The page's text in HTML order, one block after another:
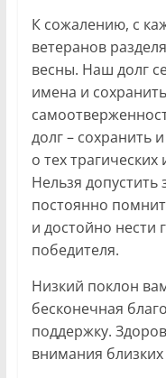
К сожалению, с
ветеранов
весны. Наш долг
имена и
долг – сохранить
о тех
Нельзя
постоянно
и достойно нести
победителя.
Низкий поклон
бесконечная
поддержку.
внимания